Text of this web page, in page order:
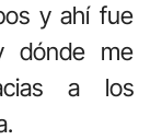
y ahí fue
dónde me
a los